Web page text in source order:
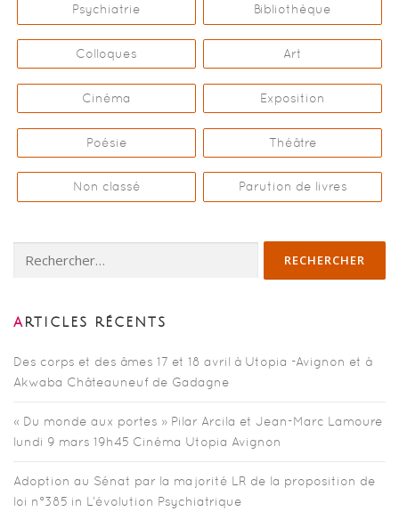
Psychiatrie Bibliothèque
Colloques Art
Cinéma Exposition
Poésie Théâtre
Non classé Parution de livres
ARTICLES RÉCENTS
Des corps et des âmes 17 et 18 avril à Utopia -Avignon et à
Akwaba Châteauneuf de Gadagne
« Du monde aux portes » Pilar Arcila et Jean-Marc Lamoure
lundi 9 mars 19h45 Cinéma Utopia Avignon
Adoption au Sénat par la majorité LR de la proposition de
loi n°385 in L’évolution Psychiatrique